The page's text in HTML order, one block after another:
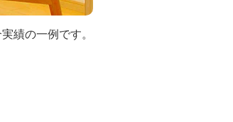
績の一例です。